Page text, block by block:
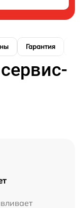
Гарантия